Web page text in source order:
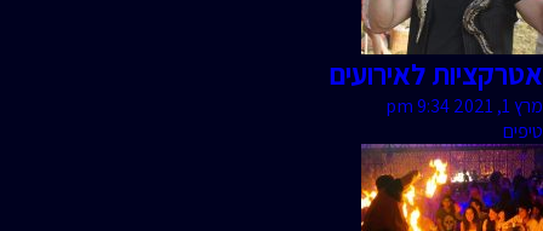
אטרקציות לאירועים
מרץ 1, 2021 9:34 pm
טיפים